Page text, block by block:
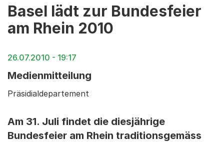
Basel lädt zur Bundesfeier
am Rhein 2010
26.07.2010 - 19:17
Medienmitteilung
Präsidialdepartement
Am 31. Juli findet die diesjährige
Bundesfeier am Rhein traditionsgemäss